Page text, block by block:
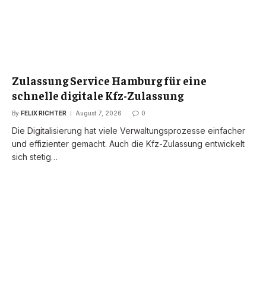
Zulassung Service Hamburg für eine
schnelle digitale Kfz-Zulassung
By FELIX RICHTER August 7, 2026 0
Die Digitalisierung hat viele Verwaltungsprozesse einfacher
und effizienter gemacht. Auch die Kfz-Zulassung entwickelt
sich stetig…